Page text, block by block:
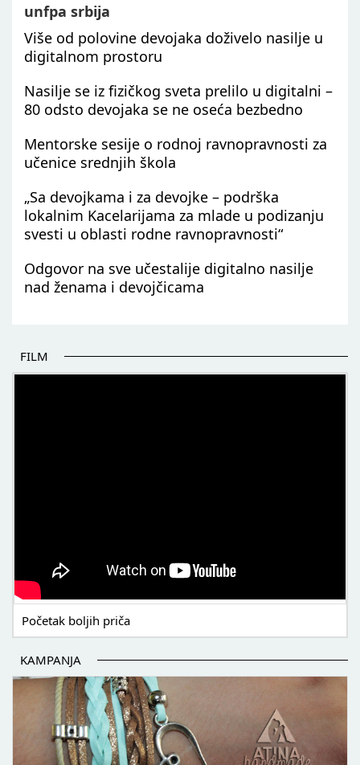
unfpa srbija
Više od polovine devojaka doživelo nasilje u
digitalnom prostoru
Nasilje se iz fizičkog sveta prelilo u digitalni –
80 odsto devojaka se ne oseća bezbedno
Mentorske sesije o rodnoj ravnopravnosti za
učenice srednjih škola
„Sa devojkama i za devojke – podrška
lokalnim Kacelarijama za mlade u podizanju
svesti u oblasti rodne ravnopravnosti“
Odgovor na sve učestalije digitalno nasilje
nad ženama i devojčicama
FILM
Početak boljih priča
KAMPANJA